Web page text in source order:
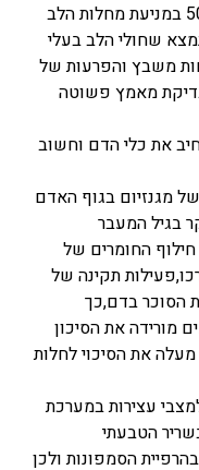
מחלות הלב-המגנזיום עוזר ב-50% במניעת מחלות הלב
שחולי הלב בעלי
משבץ והפרעות של
מאמץ פשוטה
את כלי הדם וחשוב
מגנזיום בגוף האדם
בגיל המעבר
החומרים של
תקינה של
הסוכר בדם,כך
מורידה את הסיכון
את הסיכוי לחלות
עצירות במערכת
הטבעתי
הסמפונות ולכן